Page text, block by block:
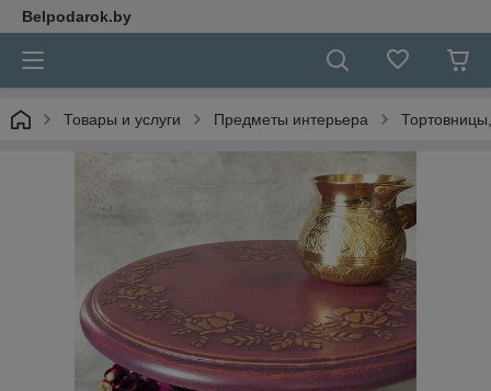
Belpodarok.by
Товары и услуги Предметы интерьера